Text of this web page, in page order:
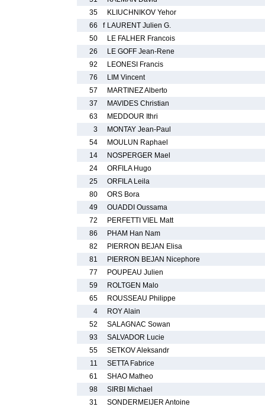
35
KLIUCHNIKOV Yehor
66
f LAURENT Julien G.
50
LE FALHER Francois
26
LE GOFF Jean-Rene
92
LEONESI Francis
76
LIM Vincent
57
MARTINEZ Alberto
37
MAVIDES Christian
63
MEDDOUR Ithri
3
MONTAY Jean-Paul
54
MOULUN Raphael
14
NOSPERGER Mael
24
ORFILA Hugo
25
ORFILA Leila
80
ORS Bora
49
OUADDI Oussama
72
PERFETTI VIEL Matt
86
PHAM Han Nam
82
PIERRON BEJAN Elisa
81
PIERRON BEJAN Nicephore
77
POUPEAU Julien
59
ROLTGEN Malo
65
ROUSSEAU Philippe
4
ROY Alain
52
SALAGNAC Sowan
93
SALVADOR Lucie
55
SETKOV Aleksandr
11
SETTA Fabrice
61
SHAO Matheo
98
SIRBI Michael
31
SONDERMEIJER Antoine